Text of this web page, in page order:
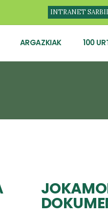
INTRANET
ARGAZKIAK 100